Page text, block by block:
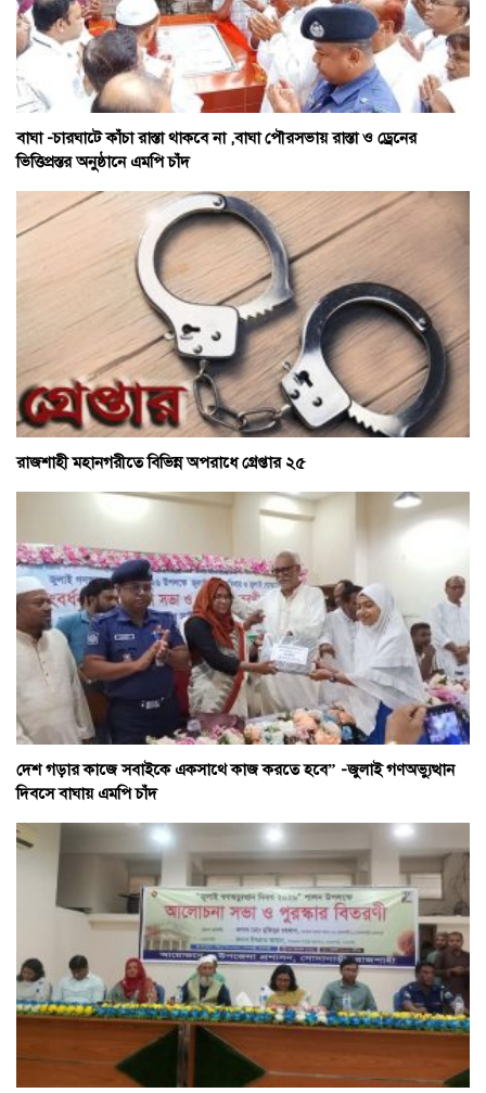
বাঘা -চারঘাটে কাঁচা রাস্তা থাকবে না ,বাঘা পৌরসভায় রাস্তা ও ড্রেনের
ভিত্তিপ্রস্তর অনুষ্ঠানে এমপি চাঁদ
রাজশাহী মহানগরীতে বিভিন্ন অপরাধে গ্রেপ্তার ২৫
দেশ গড়ার কাজে সবাইকে একসাথে কাজ করতে হবে” -জুলাই গণঅভ্যুত্থান
দিবসে বাঘায় এমপি চাঁদ